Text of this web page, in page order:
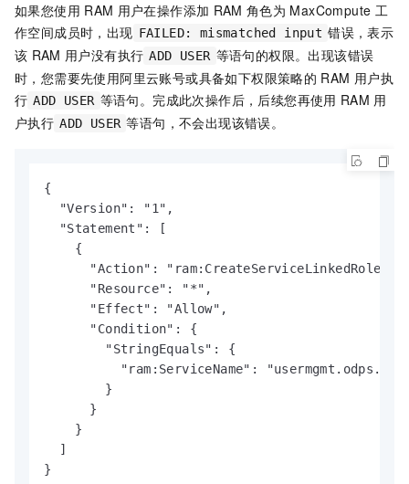
如果您使用 RAM 用户在操作添加 RAM 角色为 MaxCompute 工
作空间成员时，出现 FAILED: mismatched input 错误，表示
该 RAM 用户没有执行 ADD USER 等语句的权限。出现该错误
时，您需要先使用阿里云账号或具备如下权限策略的 RAM 用户执
行 ADD USER 等语句。完成此次操作后，后续您再使用 RAM 用
户执行 ADD USER 等语句，不会出现该错误。
{
  "Version": "1",
  "Statement": [
    {
      "Action": "ram:CreateServiceLinkedRole",
      "Resource": "*",
      "Effect": "Allow",
      "Condition": {
        "StringEquals": {
"ram:ServiceName":
        }
      }
    }
  ]
}